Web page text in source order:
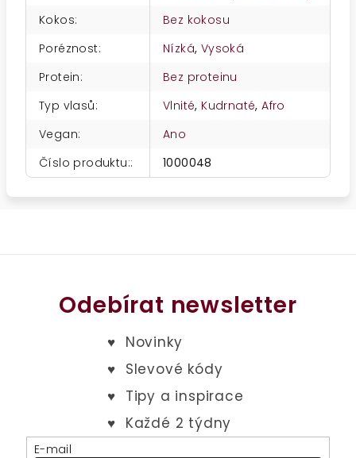
Kokos:
Bez kokosu
Poréznost: Nízká, Vysoká
Protein:
Bez proteinu
Typ vlasů: Vlnité, Kudrnaté,Afro
Vegan:
Ano
Číslo produktu:: 1000048
Odebírat newsletter
E-mail